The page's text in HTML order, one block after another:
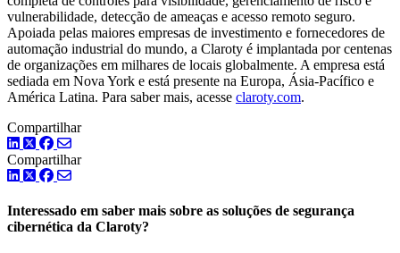
vulnerabilidade, detecção de ameaças e acesso remoto seguro.
Apoiada pelas maiores empresas de investimento e fornecedores de
automação industrial do mundo, a Claroty é implantada por centenas
de organizações em milhares de locais globalmente. A empresa está
sediada em Nova York e está presente na Europa, Ásia-Pacífico e
América Latina. Para saber mais, acesse claroty.com.
Compartilhar
LinkedIn
TwitterFacebook
Compartilhar
LinkedIn
TwitterFacebook
Interessado em saber mais sobre as soluções de segurança
cibernética da Claroty?